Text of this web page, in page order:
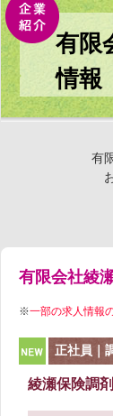
有限
情報
有
有限会社綾
※一部の求人情報
NEW
正社員｜
綾瀬保険調